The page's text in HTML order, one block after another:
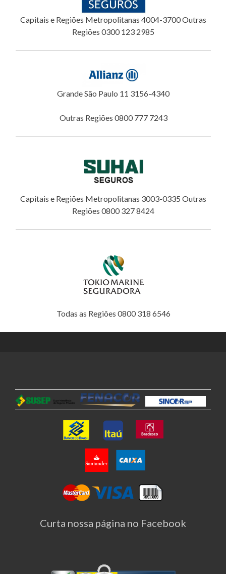
Capitais e Regiões Metropolitanas 4004-3700 Outras
Regiões 0300 123 2985
Grande São Paulo 11 3156-4340
Outras Regiões 0800 777 7243
Capitais e Regiões Metropolitanas 3003-0335 Outras
Regiões 0800 327 8424
Todas as Regiões 0800 318 6546
Curta nossa página no Facebook